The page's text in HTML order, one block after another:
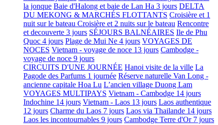
la jonque Baie d'Halong et baie de Lan Ha 3 jours DELTA
DU MEKONG & MARCHÉS FLOTTANTS Croisière et 1
nuit sur le bateau Croisière et 2 nuits sur le bateau Rencontre
et decouverte 3 jours SÉJOURS BALNÉAIRES Ile de Phu
Quoc 4 jours Plage de Mui Ne 4 jours VOYAGES DE
NOCES Vietnam - voyage de noce 13 jours Cambodge -
voyage de noce 9 jours
CIRCUITS D'UNE JOURNÉE Hanoi visite de la ville La
Pagode des Parfums 1 journée Réserve naturelle Van Long -
ancienne capitale Hoa Lu L’ancien village Duong Lam
VOYAGES MULTIPAYS Vietnam - Cambodge 14 jours
Indochine 14 jours Vietnam - Laos 13 jours Laos authentique
12 jours Charme du Laos 7 jours Laos via Thailande 14 jours
Laos les incontournables 9 jours Cambodge Terre d'Or 7 jours